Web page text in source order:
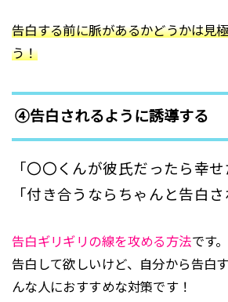
告白する前に脈があるかどうかは見
う！
④告白されるように誘導する
「〇〇くんが彼氏だったら幸せ
「付き合うならちゃんと告白さ
告白ギリギリの線を攻める方法です。
告白して欲しいけど、自分から告白
んな人におすすめな対策です！